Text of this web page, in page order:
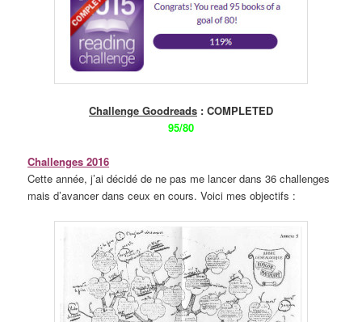
Challenge Goodreads : COMPLETED
95/80
Challenges 2016
Cette année, j’ai décidé de ne pas me lancer dans 36 challenges
mais d’avancer dans ceux en cours. Voici mes objectifs :